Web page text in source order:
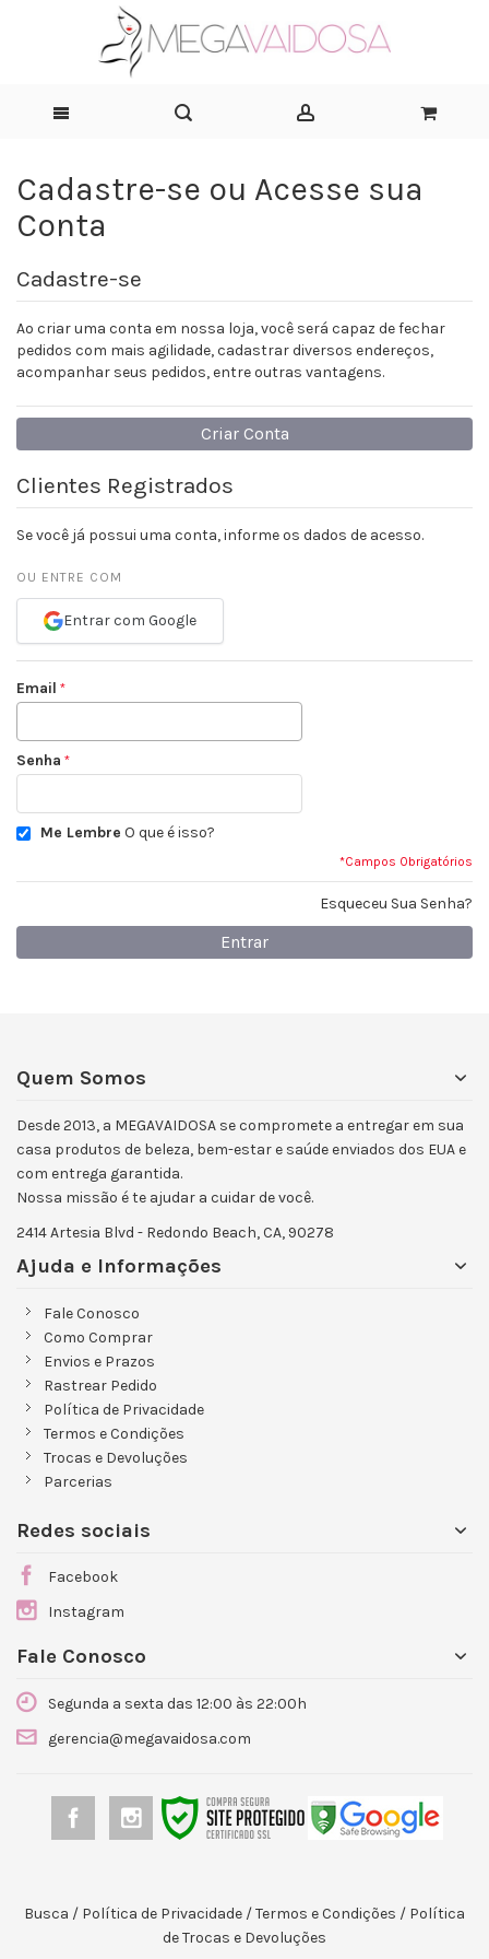
Cadastre-se ou Acesse sua
Conta
Cadastre-se
Ao criar uma conta em nossa loja, você será capaz de fechar
pedidos com mais agilidade, cadastrar diversos endereços,
acompanhar seus pedidos, entre outras vantagens.
Criar Conta
Clientes Registrados
Se você já possui uma conta, informe os dados de acesso.
OU ENTRE COM
Entrar com Google
Email
Senha
Me Lembre O que é isso?
*Campos Obrigatórios
Esqueceu Sua Senha?
Entrar
Quem Somos
Desde 2013, a MEGAVAIDOSA se compromete a entregar em sua
casa produtos de beleza, bem-estar e saúde enviados dos EUA e
com entrega garantida.
Nossa missão é te ajudar a cuidar de você.
2414 Artesia Blvd - Redondo Beach, CA, 90278
Ajuda e Informações
Fale Conosco
Como Comprar
Envios e Prazos
Rastrear Pedido
Política de Privacidade
Termos e Condições
Trocas e Devoluções
Parcerias
Redes sociais
Facebook
Instagram
Fale Conosco
Segunda a sexta das 12:00 às 22:00h
gerencia@megavaidosa.com
Busca / Política de Privacidade /Termos e Condições / Política
de Trocas e Devoluções